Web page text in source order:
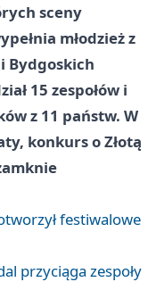
sceny
młodzież z
Bydgoskich
15 zespołów i
z 11 państw. W
konkurs o Złotą
festiwalowe
przyciąga zespoły